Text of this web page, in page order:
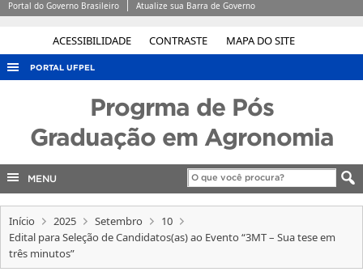
ACESSIBILIDADE CONTRASTE MAPA DO SITE
Portal do Governo Brasileiro Atualize sua Barra de Governo
PORTAL UFPEL
CONCURSOS
EDITAIS
INTERNACIONAL
OUVIDORIA
Progrma de Pós
Graduação em Agronomia
MENU
Início 2025 Setembro
10
Edital para Seleção de Candidatos(as) ao Evento “3MT – Sua tese em
três minutos”